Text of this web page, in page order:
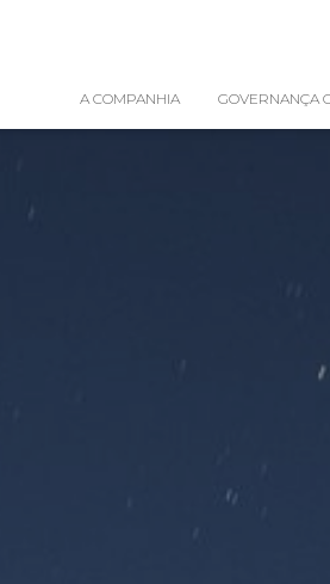
A COMPANHIA GOVERNANÇA